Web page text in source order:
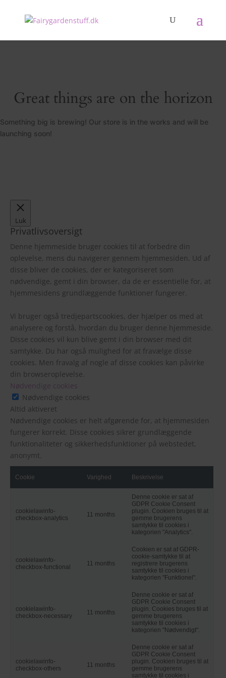
Great things are on the horizon
Something big is brewing! Our store is in the works and will be
launching soon!
Luk
Privatlivsoversigt
Denne hjemmeside bruger cookies til at forbedre din
oplevelse, mens du navigerer gennem hjemmesiden. Ud af
disse bliver de cookies, der er kategoriseret som
nødvendige, gemt i din browser, da de er essentielle for, at
hjemmesidens grundlæggende funktioner fungerer.
Vi bruger også tredjepartscookies, der hjælper os med at
analysere og forstå, hvordan du bruger denne hjemmeside.
Disse cookies vil kun blive gemt i din browser med dit
samtykke. Du har også mulighed for at fravælge disse
cookies. Men fravalg af nogle af disse cookies kan påvirke
din browseroplevelse.
Nødvendige cookies
Nødvendige cookies
Altid aktiveret
Nødvendige cookies er helt afgørende for, at hjemmesiden
fungerer korrekt. Disse cookies sikrer grundlæggende
funktionaliteter og sikkerhedsfunktioner på webstedet,
anonymt.
Cookie Varighed Beskrivelse
cookielawinfo-
checkbox-analytics
11 months
Denne cookie er sat af
GDPR Cookie Consent
plugin. Cookien bruges til at
gemme brugerens
samtykke til cookies i
kategorien "Analytics".
cookielawinfo-
checkbox-functional
11 months
Cookien er sat af GDPR-
cookie-samtykke til at
registrere brugerens
samtykke til cookies i
kategorien "Funktionel".
cookielawinfo-
checkbox-necessary
11 months
Denne cookie er sat af
GDPR Cookie Consent
plugin. Cookies bruges til at
gemme brugerens
samtykke til cookies i
kategorien "Nødvendigt".
cookielawinfo-
checkbox-others
11 months
Denne cookie er sat af
GDPR Cookie Consent
plugin. Cookien bruges til at
gemme brugerens
samtykke til cookies i